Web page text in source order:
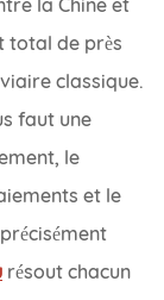
total de près
classique.
faut une
le
et le
résout chacun